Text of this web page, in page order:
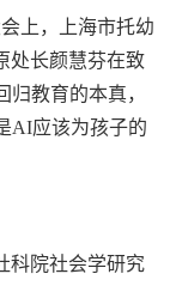
上，上海市托幼
处长颜慧芬在致
教育的本真，
AI应该为孩子的
科院社会学研究